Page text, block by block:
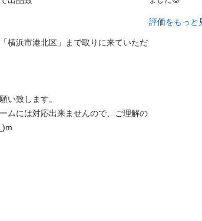
横浜市港北区」まで取りに来ていただ
い致します。
ムには対応出来ませんので、ご理解の
評価をもっと